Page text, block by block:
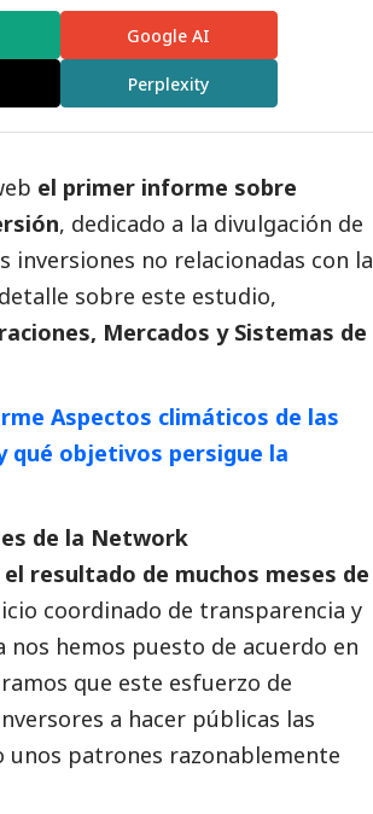
Google AI
Perplexity
el primer informe sobre
, dedicado a la divulgación de
no relacionadas con la
sobre este estudio,
Mercados y Sistemas de
Aspectos climáticos de las
qué objetivos persigue la
de la Network
resultado de muchos meses de
coordinado de transparencia y
hemos puesto de acuerdo en
que este esfuerzo de
a hacer públicas las
unos patrones razonablemente